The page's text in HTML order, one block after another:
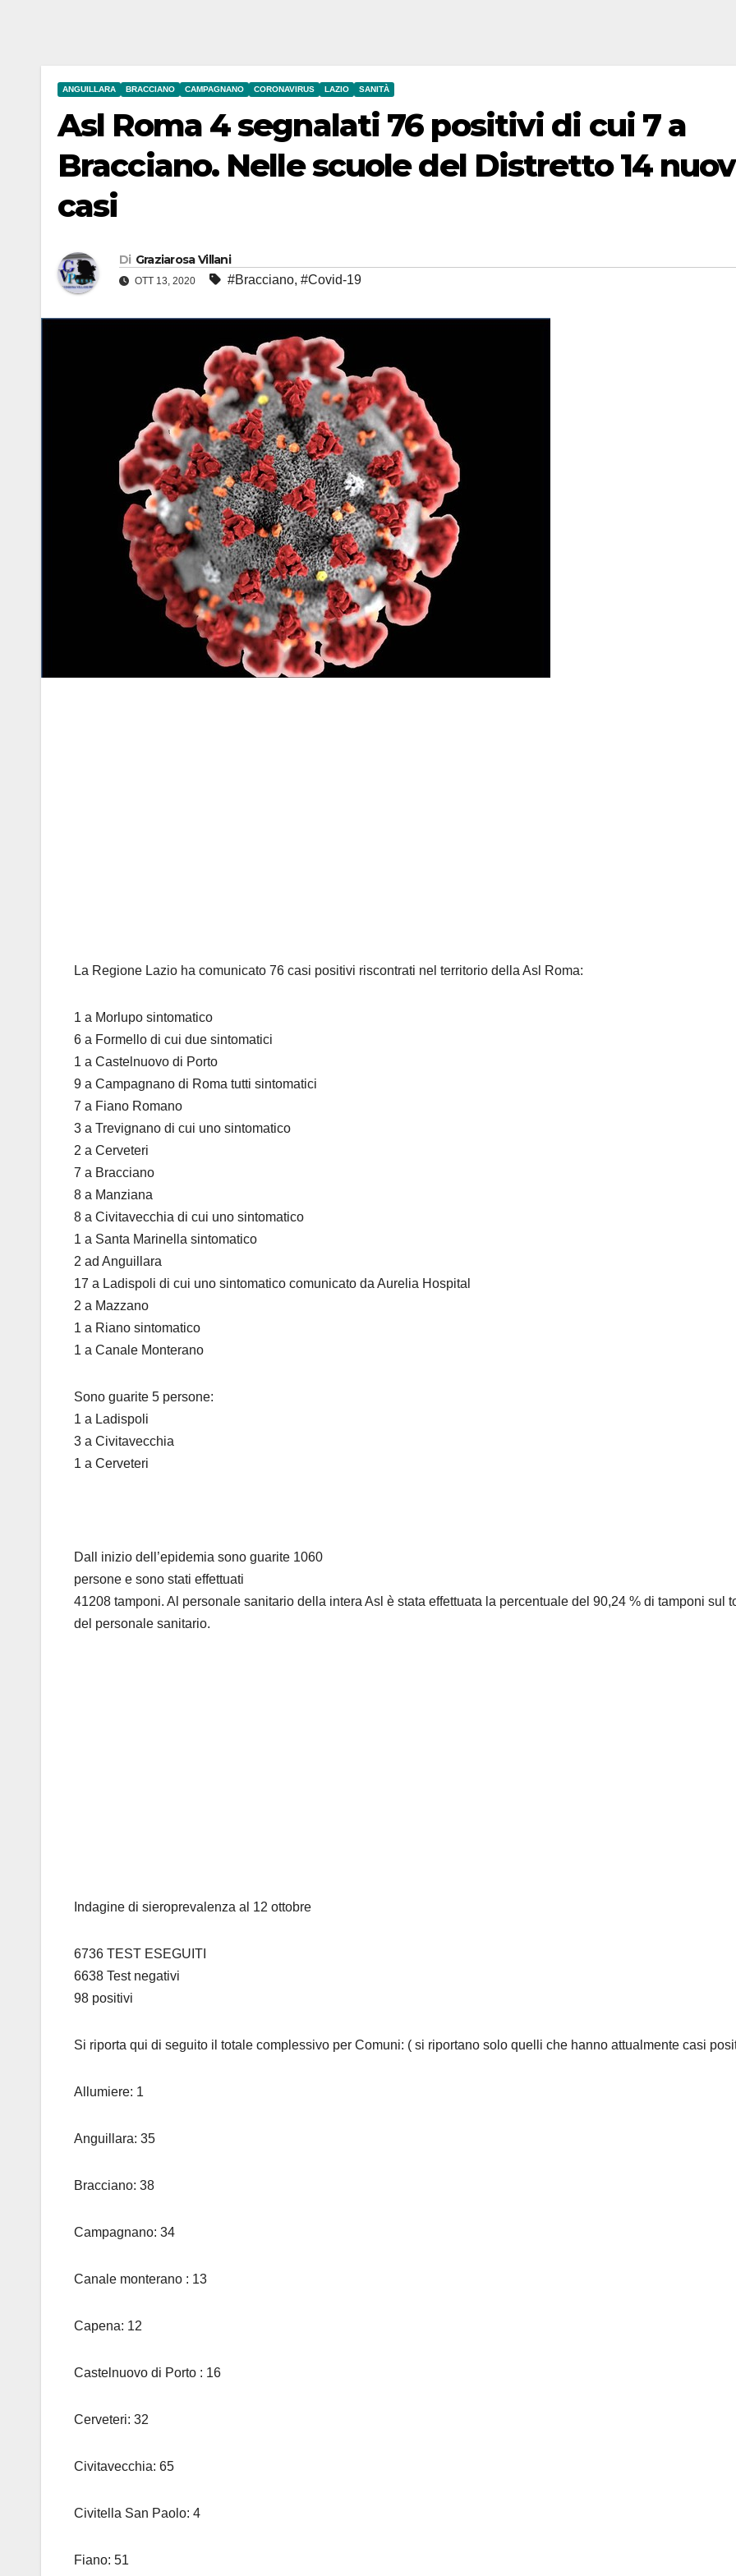
ANGUILLARA BRACCIANO CAMPAGNANO CORONAVIRUS LAZIO SANITÀ
Asl Roma 4 segnalati 76 positivi di cui 7 a
Bracciano. Nelle scuole del Distretto 14
casi
Di Graziarosa Villani
OTT 13, 2020 #Bracciano, #Covid-19
La Regione Lazio ha comunicato 76 casi positivi riscontrati nel territorio della Asl Roma:
1 a Morlupo sintomatico
6 a Formello di cui due sintomatici
1 a Castelnuovo di Porto
9 a Campagnano di Roma tutti sintomatici
7 a Fiano Romano
3 a Trevignano di cui uno sintomatico
2 a Cerveteri
7 a Bracciano
8 a Manziana
8 a Civitavecchia di cui uno sintomatico
1 a Santa Marinella sintomatico
2 ad Anguillara
17 a Ladispoli di cui uno sintomatico comunicato da Aurelia Hospital
2 a Mazzano
1 a Riano sintomatico
1 a Canale Monterano
Sono guarite 5 persone:
1 a Ladispoli
3 a Civitavecchia
1 a Cerveteri
Dall inizio dell’epidemia sono guarite 1060
persone e sono stati effettuati
41208 tamponi. Al personale sanitario della intera Asl è stata effettuata la percentuale del 90,24 % di tamponi sul
del personale sanitario.
Indagine di sieroprevalenza al 12 ottobre
6736 TEST ESEGUITI
6638 Test negativi
98 positivi
Si riporta qui di seguito il totale complessivo per Comuni: ( si riportano solo quelli che hanno attualmente casi
Allumiere: 1
Anguillara: 35
Bracciano: 38
Campagnano: 34
Canale monterano : 13
Capena: 12
Castelnuovo di Porto : 16
Cerveteri: 32
Civitavecchia: 65
Civitella San Paolo: 4
Fiano: 51